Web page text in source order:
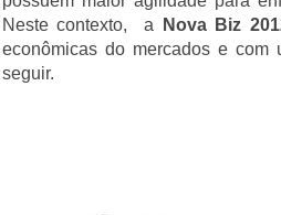
Neste contexto, a
Nova Biz
econômicas do mercados e com
seguir.